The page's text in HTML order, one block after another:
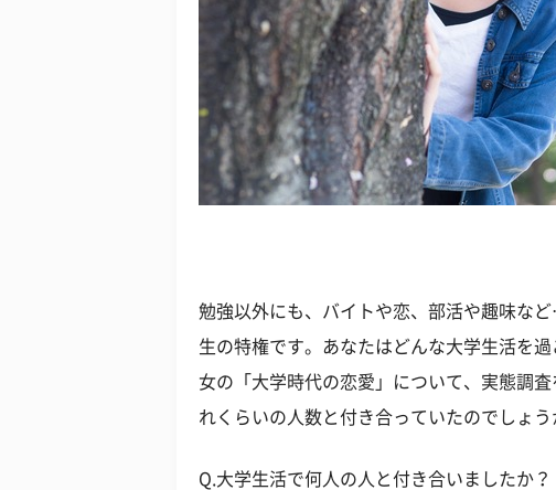
勉強以外にも、バイトや恋、部活や趣味な
生の特権です。あなたはどんな大学生活を
女の「大学時代の恋愛」について、実態調
れくらいの人数と付き合っていたのでしょう
Q.大学生活で何人の人と付き合いましたか？